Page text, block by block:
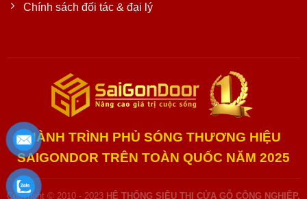
Chính sách đối tác & đại lý
HÀNH TRÌNH PHỦ SÓNG THƯƠNG HIỆU
SAIGONDOR TRÊN TOÀN QUỐC NĂM 2025
Copyright © 2010 - 2023 HỆ THỐNG SIÊU THỊ CỬA GỖ CÔNG NGHIỆP,